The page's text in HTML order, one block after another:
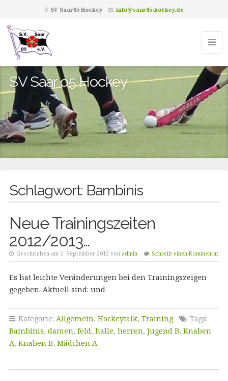
SV Saar05 Hockey info@saar05-hockey.de
SV Saar o5 Hockey
Schlagwort: Bambinis
Neue Trainingszeiten
2012/2013…
Geschrieben am 5. September 2012 von admin Schreib einen Kommentar
Es hat leichte Veränderungen bei den Trainingszeigen
gegeben. Aktuell sind: und
Kategorie: Allgemein, Hockeytalk, Training
Tags:
Bambinis, damen, feld, halle, herren, Jugend B, Knaben
A, Knaben B, Mädchen A